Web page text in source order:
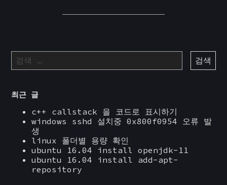
다
음
검
최근 글
c++ callstack 을 코드로 표시하기
windows sshd 설치중 0x800f0954 오류 발
생
linux 폴더별 용량 확인
ubuntu 16.04 install openjdk-11
ubuntu 16.04 install add-apt-
repository